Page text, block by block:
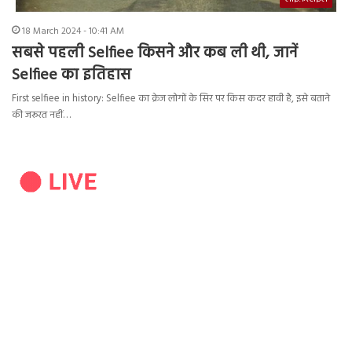
18 March 2024 - 10:41 AM
सबसे पहली Selfiee किसने और कब ली थी, जानें
Selfiee का इतिहास
First selfiee in history: Selfiee का क्रेज लोगों के सिर पर किस कदर हावी है, इसे बताने
की जरूरत नहीं…